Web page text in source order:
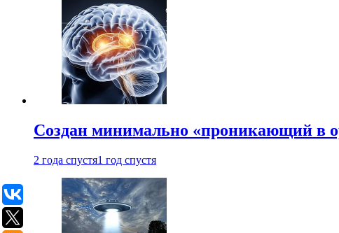
Создан минимально «проникающий в
2 года спустя1 год спустя